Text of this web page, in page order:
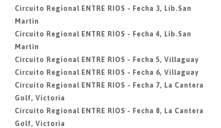
Circuito Regional ENTRE RIOS - Fecha 3, Lib.San
Martin
Circuito Regional ENTRE RIOS - Fecha 4, Lib.San
Martin
Circuito Regional ENTRE RIOS - Fecha 5, Villaguay
Circuito Regional ENTRE RIOS - Fecha 6, Villaguay
Circuito Regional ENTRE RIOS - Fecha 7, La Cantera
Golf, Victoria
Circuito Regional ENTRE RIOS - Fecha 8, La Cantera
Golf, Victoria